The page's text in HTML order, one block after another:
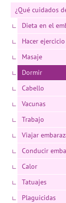
¿Qué cuidados
Dieta en el
Hacer
Masaje
Dormir
Cabello
Vacunas
Trabajo
Viajar
Conducir
Calor
Tatuajes
Plaguicidas